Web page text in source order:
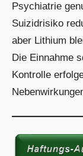
Psychiatrie
Suizidrisiko
aber Lithium
Die Einnahme
Kontrolle